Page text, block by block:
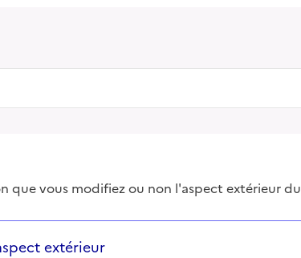
que vous modifiez ou non l'aspect extérieur
et les réponses s’afficheront
extérieur